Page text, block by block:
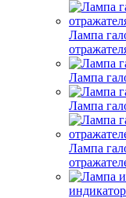
Лампа
Лампа
Лампа
Лампа